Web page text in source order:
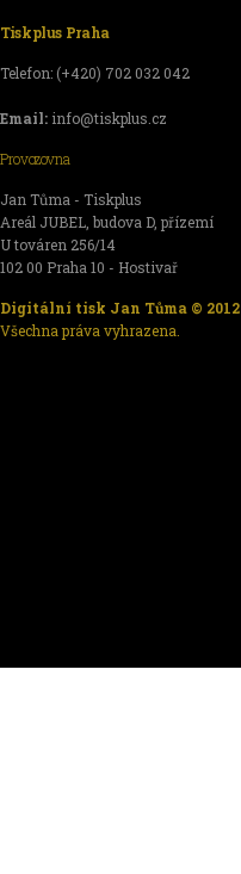
Tiskplus Praha
Telefon: (+420) 702 032 042
Email: info@tiskplus.cz
Provozovna
Jan Tůma - Tiskplus
Areál JUBEL, budova D, přízemí
U továren 256/14
102 00 Praha 10 - Hostivař
Digitální tisk Jan Tůma © 2012
Všechna práva vyhrazena.